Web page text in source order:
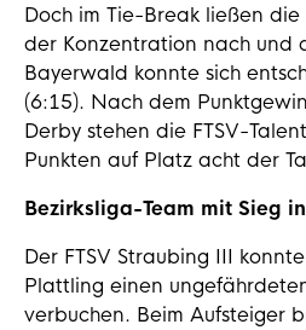
Doch im Tie-Break ließen
der Konzentration nach und
Bayerwald konnte sich
(6:15). Nach dem
Derby stehen die FTSV-
Punkten auf Platz acht der
Bezirksliga-Team mit Sieg
Der FTSV Straubing III
Plattling einen
verbuchen. Beim Aufsteiger